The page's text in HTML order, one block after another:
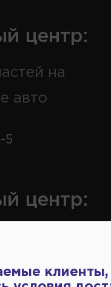
центр:
на
авто
5
центр:
клиенты,